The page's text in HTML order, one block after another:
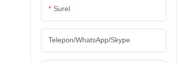
Surel
Telepon/WhatsApp/Skype